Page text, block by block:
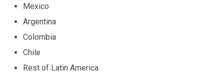
Mexico
Argentina
Colombia
Chile
Rest of Latin America